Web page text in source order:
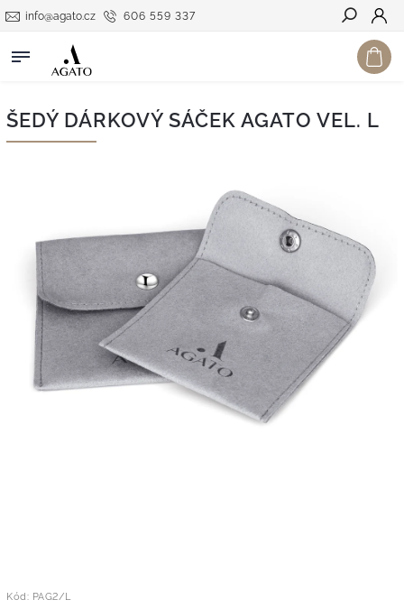
606 559 337
info@agato.cz
Hledat
ŠEDÝ DÁRKOVÝ SÁČEK AGATO VEL. L
Kód: PAG2/L